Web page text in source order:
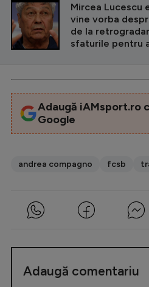
Mircea Lucescu
vine vorba
de la
sfaturile pentru
Adaugă iAMsport.ro
Google
andrea compagno fcsb
Adaugă comentariu